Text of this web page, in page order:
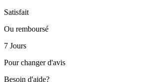
Satisfait
Ou remboursé
7 Jours
Pour changer d'avis
Besoin d'aide?